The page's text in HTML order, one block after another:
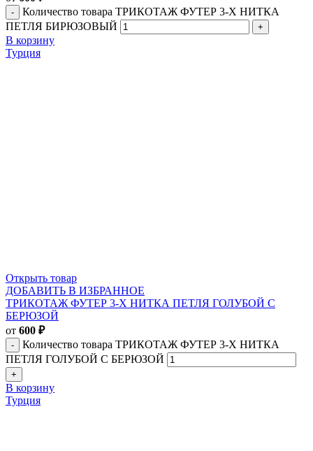
Количество товара ТРИКОТАЖ ФУТЕР 3-Х НИТКА
ПЕТЛЯ БИРЮЗОВЫЙ
В корзину
Турция
Открыть товар
ДОБАВИТЬ В ИЗБРАННОЕ
ТРИКОТАЖ ФУТЕР 3-Х НИТКА ПЕТЛЯ ГОЛУБОЙ С
БЕРЮЗОЙ
от 600 ₽
Количество товара ТРИКОТАЖ ФУТЕР 3-Х НИТКА
ПЕТЛЯ ГОЛУБОЙ С БЕРЮЗОЙ
В корзину
Турция